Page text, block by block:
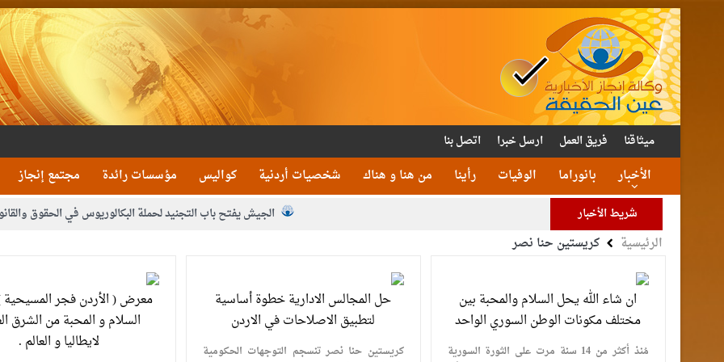
ميثاقنا فريق العمل ارسل خبرا اتصل بنا
الأخبار بانوراما الوفيات رأينا من هنا و هناك شخصيات أردنية كواليس مؤسسات رائدة مجتمع إنجاز
شريط الأخبار
الجيش يفتح باب التجنيد لحملة البكالوريوس في الحقوق
القاضي يلتقي رؤساء تحرير الصحف اليومية ويؤكد حرص مجلس النواب على شراكة فاعلة
دعوة
الملك يلتقي مجموعة من رفاق السلاح
الملك يتلقى اتصالا هاتفيا من العاهل البحريني
الرئيسية كريستين حنا نصر
ان شاء الله يحل السلام والمحبة بين
مختلف مكونات الوطن السوري الواحد
مُنذ أكثر من 14 سنة مرت على الثورة السورية
حل المجالس الادارية خطوة أساسية
لتطبيق الاصلاحات في الاردن
كريستين حنا نصر تنسجم التوجهات الحكومية
معرض ( الأردن فجر المسيحية
السلام و المحبة من الشرق
لايطاليا و العالم .